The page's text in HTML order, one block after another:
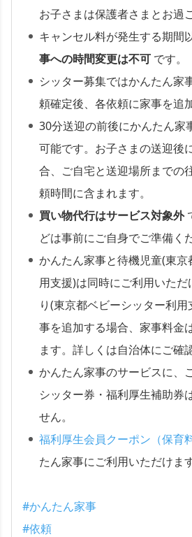
お子さまは保護者さまとお過
キャンセル料が発生する期間
事への時間変更は不可 です。
シッター募集ではかんたん家
頼確定後、各依頼に家事を追
30分送迎の前後にかんたん家
可能です。お子さまの送迎後
合、ご自宅と送迎場所までの
頼時間に含まれます。
買い物代行はサービス対象外
どは事前にご自身でご準備く
かんたん家事と待機児童(東
用支援)は同時にご利用いた
り(東京都ベビーシッター利
事を追加する場合、家事料金
ます。詳しくは自治体にご確
かんたん家事のサービスに、
シッター券・福利厚生補助券
せん。
福利厚生会員クーポン（保育
たん家事にご利用いただけます
#かんたん家事
#依頼